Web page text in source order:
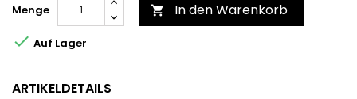
Menge
 In den Warenkorb
 Auf Lager
ARTIKELDETAILS